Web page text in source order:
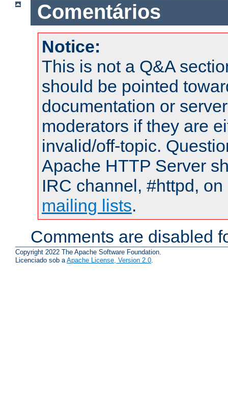
Comentários
Notice:
This is not a Q&A
should be pointed
documentation or
moderators if they are
invalid/off-topic.
Apache HTTP Server
IRC channel, #httpd,
mailing lists.
Comments are disabled
Copyright 2022 The Apache Software Foundation.
Licenciado sob aApache License, Version 2.0.